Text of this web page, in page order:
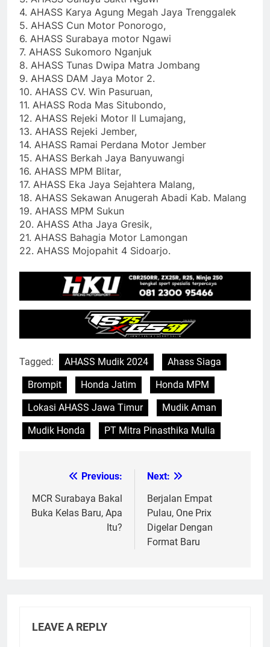
4. AHASS Karya Agung Megah Jaya Trenggalek
5. AHASS Cun Motor Ponorogo,
6. AHASS Surabaya motor Ngawi
7. AHASS Sukomoro Nganjuk
8. AHASS Tunas Dwipa Matra Jombang
9. AHASS DAM Jaya Motor 2.
10. AHASS CV. Win Pasuruan,
11. AHASS Roda Mas Situbondo,
12. AHASS Rejeki Motor II Lumajang,
13. AHASS Rejeki Jember,
14. AHASS Ramai Perdana Motor Jember
15. AHASS Berkah Jaya Banyuwangi
16. AHASS MPM Blitar,
17. AHASS Eka Jaya Sejahtera Malang,
18. AHASS Sekawan Anugerah Abadi Kab. Malang
19. AHASS MPM Sukun
20. AHASS Atha Jaya Gresik,
21. AHASS Bahagia Motor Lamongan
22. AHASS Mojopahit 4 Sidoarjo.
Tagged: AHASS Mudik 2024
Ahass Siaga
Brompit
Honda Jatim
Honda MPM
Lokasi AHASS Jawa Timur
Mudik Aman
Mudik Honda
PT Mitra Pinasthika Mulia
navigation
Previous:
MCR Surabaya Bakal
Buka Kelas Baru, Apa
Itu?
Next:
Berjalan Empat
Pulau, One Prix
Digelar Dengan
Format Baru
LEAVE A REPLY